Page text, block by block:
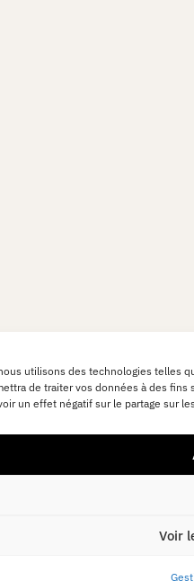
utilisons des technologies telles
de traiter vos données à des
un effet négatif sur le partage sur
Voir